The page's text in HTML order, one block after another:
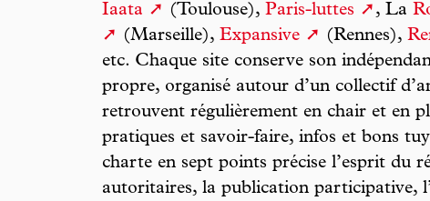
Iaata (Toulouse), Paris-luttes , La
(Marseille), Expansive (Rennes),
etc. Chaque site conserve son
propre, organisé autour d’un collectif
retrouvent régulièrement en chair et en
pratiques et savoir-faire, infos et bons
charte en sept points précise l’esprit du
autoritaires, la publication participative,